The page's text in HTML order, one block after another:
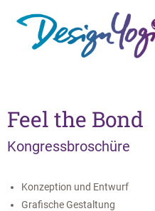
Feel the Bond
Kongressbroschüre
Konzeption und Entwurf
Grafische Gestaltung